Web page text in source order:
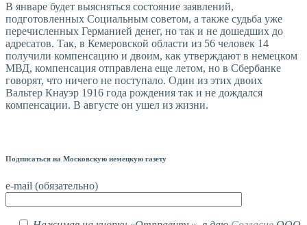
В январе будет выясняться состояние заявлений,
подготовленных Социальным советом, а также судьба уже
перечисленных Германией денег, но так и не дошедших до
адресатов. Так, в Кемеровской области из 56 человек 14
получили компенсацию и двоим, как утверждают в немецком
МВД, компенсация отправлена еще летом, но в Сбербанке
говорят, что ничего не поступало. Один из этих двоих
Вальтер Кнауэр 1916 года рождения так и не дождался
компенсации. В августе он ушел из жизни.
Подписаться на Московскую немецкую газету
e-mail (обязательно)